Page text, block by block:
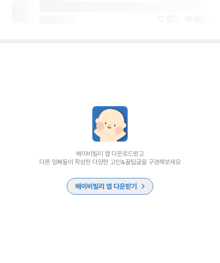
베이비빌리 앱 다운로드받고
다른 엄빠들이 작성한 다양한 고민&꿀팁글을 구경해보세요
베이비빌리 앱 다운받기